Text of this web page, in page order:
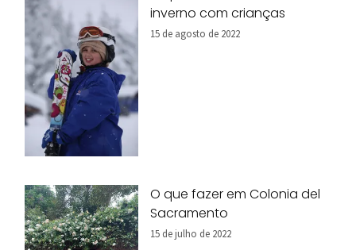
inverno com crianças
15 de agosto de 2022
O que fazer em Colonia del
Sacramento
15 de julho de 2022